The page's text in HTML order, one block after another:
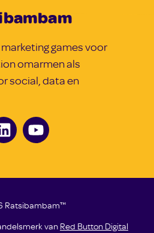
games voor
omarmen als
social, data en
Ratsibambam™
van Red Button Digital